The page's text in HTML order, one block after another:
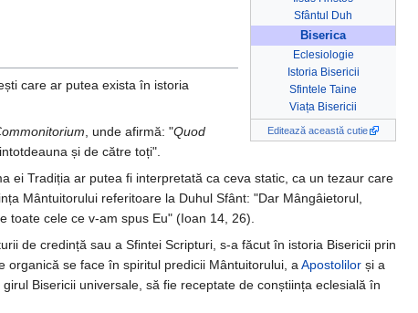
Sfântul Duh
Biserica
Eclesiologie
Istoria Bisericii
Sfintele Taine
Viața Bisericii
Editează această cutie
care ar putea exista în istoria
, unde afirmă: "Quod
și de către toți".
ei Tradiția ar putea fi interpretată ca ceva static, ca un tezaur care
Mântuitorului referitoare la Duhul Sfânt: "Dar Mângâietorul,
toate cele ce v-am spus Eu" (Ioan 14, 26).
de credință sau a Sfintei Scripturi, s-a făcut în istoria Bisericii prin
organică se face în spiritul predicii Mântuitorului, a Apostolilor și a
Bisericii universale, să fie receptate de conștiința eclesială în